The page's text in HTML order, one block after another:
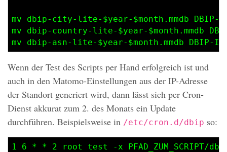
mv dbip-city-lite-$year-$month.mmdb DBIP-
mv dbip-country-lite-$year-$month.mmdb
mv dbip-asn-lite-$year-$month.mmdb DBIP-
Wenn der Test des Scripts per Hand erfolgreich ist und
auch in den Matomo-Einstellungen aus der IP-Adresse
der Standort generiert wird, dann lässt sich per Cron-
Dienst akkurat zum 2. des Monats ein Update
durchführen. Beispielsweise in /etc/cron.d/dbip so:
1 6 * * 2 root test -x PFAD_ZUM_SCRIPT/dbip